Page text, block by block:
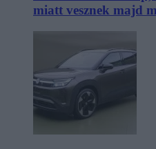
miatt vesznek majd